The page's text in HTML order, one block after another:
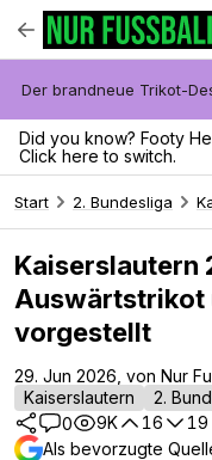
Der brandneue Trikot-
Did you know? Footy
Click here to switch.
Start 2. Bundesliga
Kaiserslautern
Auswärtstrikot
vorgestellt
29. Jun 2026, von Nur
Kaiserslautern
2.
0
9K 16
19
Als bevorzugte